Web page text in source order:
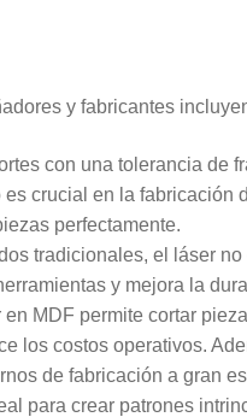
y fabricantes
con una tolerancia de
crucial en la fabricación
perfectamente.
tradicionales, el láser
y mejora la
en MDF permite cortar
los costos operativos.
de fabricación a gran
para crear patrones